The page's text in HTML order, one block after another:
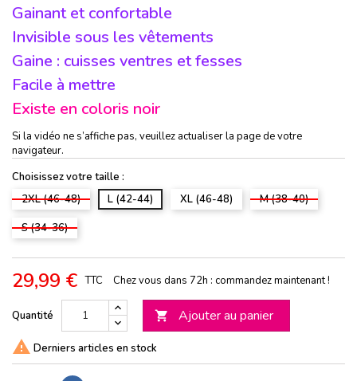
Gainant et confortable
Invisible sous les vêtements
Gaine : cuisses ventres et fesses
Facile à mettre
Existe en coloris noir
Si la vidéo ne s’affiche pas, veuillez actualiser la page de votre
navigateur.
Choisissez votre taille :
2XL (46-48)
L (42-44) XL (46-48)
M (38-40)
S (34-36)
29,99 € TTC Chez vous dans 72h : commandez maintenant !
Quantité  Ajouter au panier
 Derniers articles en stock